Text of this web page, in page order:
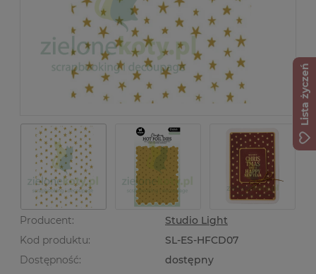
Producent:
Studio Light
Kod produktu:
SL-ES-HFCD07
Dostępność:
dostępny
Lista życzeń